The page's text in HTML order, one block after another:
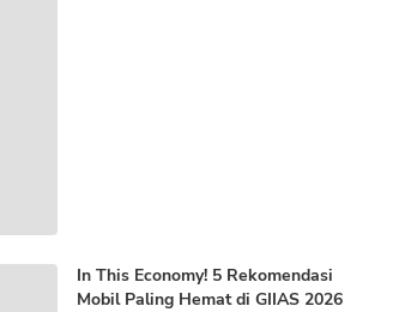
In This Economy! 5 Rekomendasi
Mobil Paling Hemat di GIIAS 2026